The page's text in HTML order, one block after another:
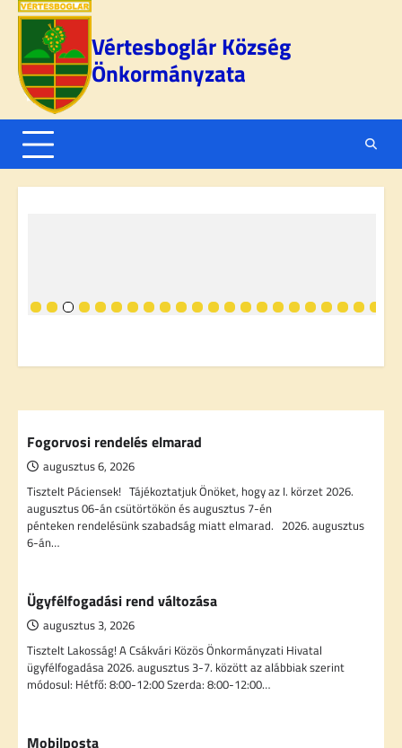
Skip
content
Vértesboglár Község
Önkormányzata
Fogorvosi rendelés elmarad
augusztus 6, 2026
Tisztelt Páciensek! Tájékoztatjuk Önöket, hogy az I. körzet 2026.
augusztus 06-án csütörtökön és augusztus 7-én
pénteken rendelésünk szabadság miatt elmarad. 2026. augusztus
6-án…
Ügyfélfogadási rend változása
augusztus 3, 2026
Tisztelt Lakosság! A Csákvári Közös Önkormányzati Hivatal
ügyfélfogadása 2026. augusztus 3-7. között az alábbiak szerint
módosul: Hétfő: 8:00-12:00 Szerda: 8:00-12:00…
Mobilposta